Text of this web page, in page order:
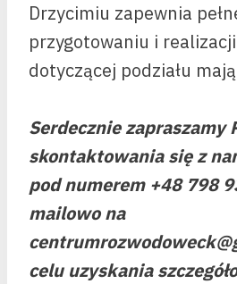
Drzycimiu zapewnia
przygotowaniu i
dotyczącej podziału
Serdecznie zapraszamy
skontaktowania się z
pod numerem +48 798
mailowo na
celu uzyskania